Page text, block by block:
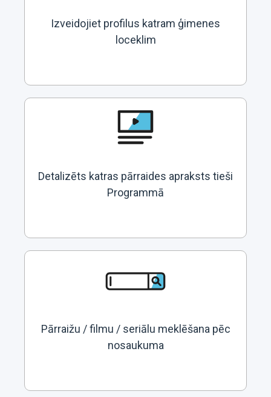
Izveidojiet profilus katram ģimenes
loceklim
Detalizēts katras pārraides apraksts tieši
Programmā
Pārraižu / filmu / seriālu meklēšana pēc
nosaukuma